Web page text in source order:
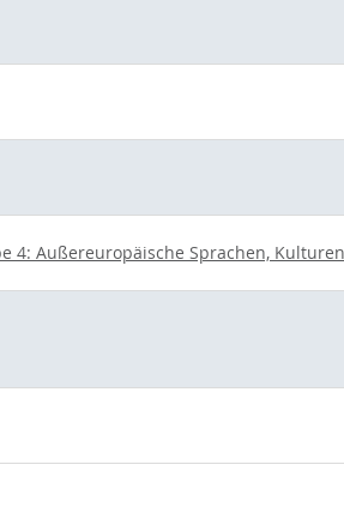
4: Außereuropäische Sprachen,